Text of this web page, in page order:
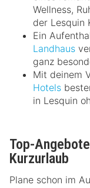
Wellness,
der Lesquin
Ein
Landhaus
ganz
Mit deinem
Hotels
in Lesquin
Top-
Kurzurlaub
Plane schon im